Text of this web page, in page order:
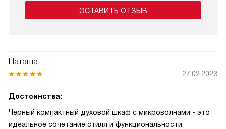
ОСТАВИТЬ ОТЗЫВ
Наташа
27.02.2023
Достоинства:
Черный компактный духовой шкаф с микроволнами - это
идеальное сочетание стиля и функциональности.